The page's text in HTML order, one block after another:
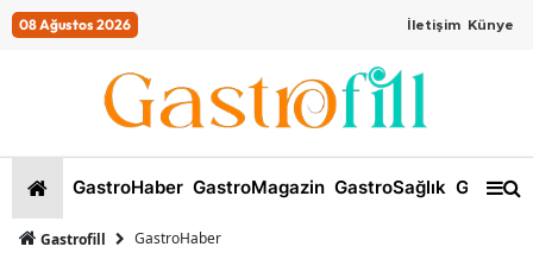
08 Ağustos 2026 İletişim Künye
GastroHaber GastroMagazin GastroSağlık
Gastrofill GastroHaber